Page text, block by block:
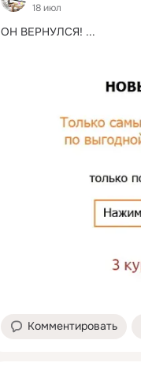
18 июл
ОН ВЕРНУЛСЯ! ...
Комментировать